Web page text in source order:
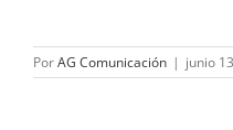
PorAG Comunicación | junio